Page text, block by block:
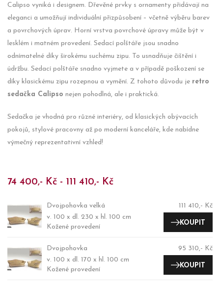
Calipso vyniká i designem. Dřevěné prvky s ornamenty přidávají na
eleganci a umožňují individuální přizpůsobení – včetně výběru barev
a povrchových úprav. Horní vrstva povrchové úpravy může být v
lesklém i matném provedení. Sedací polštáře jsou snadno
odnímatelné díky širokému suchému zipu. To usnadňuje čištění i
údržbu. Sedací polštáře snadno vyjmete a v případě poškození se
díky klasickému zipu rozepnou a vymění. Z tohoto důvodu je retro
sedačka Calipso nejen pohodlná, ale i praktická.
Sedačka je vhodná pro různé interiéry, od klasických obývacích
pokojů, stylové pracovny až po moderní kanceláře, kde nabídne
výmečný reprezentativní vzhled!
74 400,- Kč - 111 410,- Kč
Dvojpohovka velká
v. 100 x dl. 230 x hl. 100 cm
Kožené provedení
111 410,- Kč
KOUPIT
Dvojpohovka
v. 100 x dl. 170 x hl. 100 cm
Kožené provedení
95 310,- Kč
KOUPIT